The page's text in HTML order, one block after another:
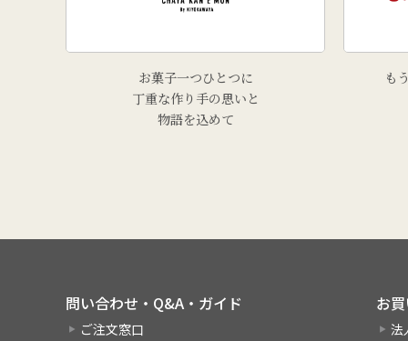
お菓子一つひとつに
丁重な作り手の思いと
物語を込めて
も
問い合わせ・Q&A・ガイド
ご注文窓口
お
法